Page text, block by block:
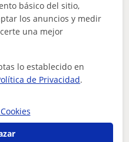
perfil? Cuéntanos
en Tolosa
básico del sitio,
los anuncios y medir
una mejor
lo establecido en
de Privacidad.